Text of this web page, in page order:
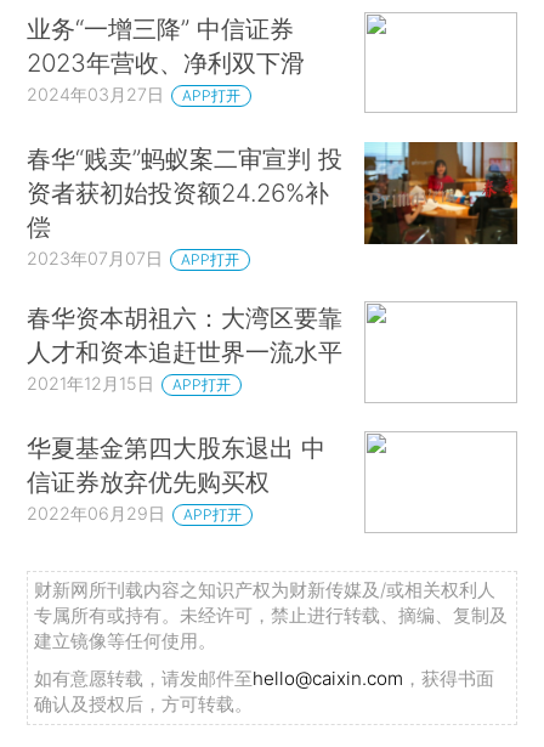
业务“一增三降” 中信证券
2023年营收、净利双下滑
2024年03月27日 APP打开
春华“贱卖”蚂蚁案二审宣判 投
资者获初始投资额24.26%补
偿
2023年07月07日 APP打开
春华资本胡祖六：大湾区要靠
人才和资本追赶世界一流水平
2021年12月15日 APP打开
华夏基金第四大股东退出 中
信证券放弃优先购买权
2022年06月29日 APP打开
财新网所刊载内容之知识产权为财新传媒及/或相关权利人
专属所有或持有。未经许可，禁止进行转载、摘编、复制及
建立镜像等任何使用。
如有意愿转载，请发邮件至hello@caixin.com ，获得书面
确认及授权后，方可转载。